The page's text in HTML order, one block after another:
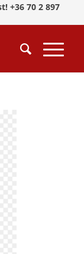
+36 70 2 897